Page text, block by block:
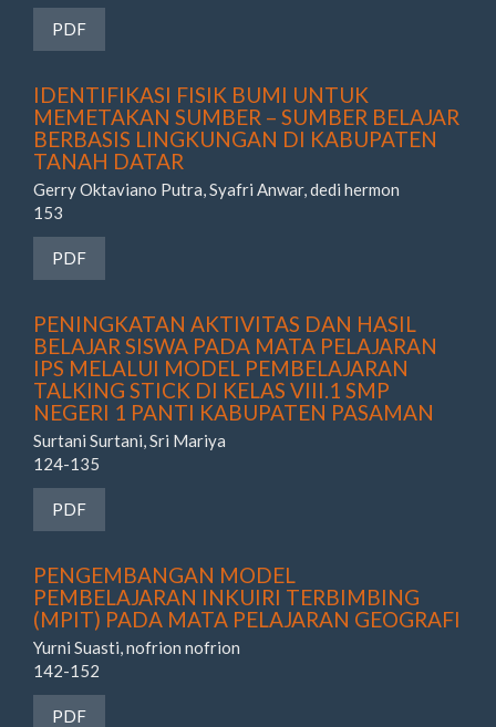
Requires Subscription
PDF
IDENTIFIKASI FISIK BUMI UNTUK
MEMETAKAN SUMBER – SUMBER BELAJAR
BERBASIS LINGKUNGAN DI KABUPATEN
TANAH DATAR
Gerry Oktaviano Putra, Syafri Anwar, dedi hermon
153
Requires Subscription
PDF
PENINGKATAN AKTIVITAS DAN HASIL
BELAJAR SISWA PADA MATA PELAJARAN
IPS MELALUI MODEL PEMBELAJARAN
TALKING STICK DI KELAS VIII.1 SMP
NEGERI 1 PANTI KABUPATEN PASAMAN
Surtani Surtani, Sri Mariya
124-135
Requires Subscription
PDF
PENGEMBANGAN MODEL
PEMBELAJARAN INKUIRI TERBIMBING
(MPIT) PADA MATA PELAJARAN GEOGRAFI
Yurni Suasti, nofrion nofrion
142-152
Requires Subscription
PDF